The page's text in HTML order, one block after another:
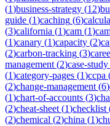
(1)business-strategy (12)
guide (1)caching (6)
(3)california (1)cam (1)
(1)canary (1)capacity (2)
(2)carbon-tracking (3)
management (2)case-study
(1)category-pages (1)ccpa
(2)change-management (6)
(1)chart-of-accounts (3)
(2)cheat-sheet (1)checklist
(2)chemical (2)china (1)